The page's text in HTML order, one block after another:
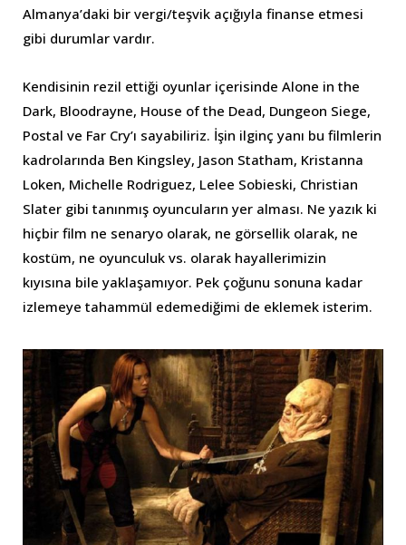
Almanya’daki bir vergi/teşvik açığıyla finanse etmesi
gibi durumlar vardır.
Kendisinin rezil ettiği oyunlar içerisinde Alone in the
Dark, Bloodrayne, House of the Dead, Dungeon Siege,
Postal ve Far Cry’ı sayabiliriz. İşin ilginç yanı bu filmlerin
kadrolarında Ben Kingsley, Jason Statham, Kristanna
Loken, Michelle Rodriguez, Lelee Sobieski, Christian
Slater gibi tanınmış oyuncuların yer alması. Ne yazık ki
hiçbir film ne senaryo olarak, ne görsellik olarak, ne
kostüm, ne oyunculuk vs. olarak hayallerimizin
kıyısına bile yaklaşamıyor. Pek çoğunu sonuna kadar
izlemeye tahammül edemediğimi de eklemek isterim.